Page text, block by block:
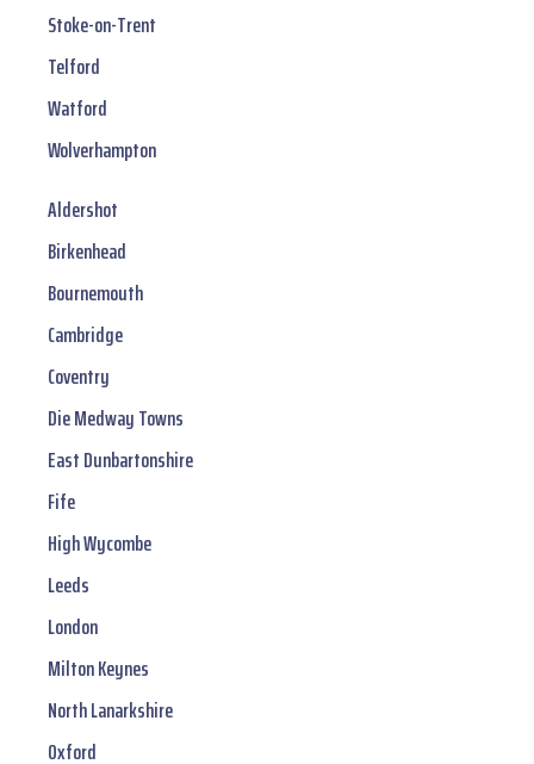
Stoke-on-Trent
Telford
Watford
Wolverhampton
Aldershot
Birkenhead
Bournemouth
Cambridge
Coventry
Die Medway Towns
East Dunbartonshire
Fife
High Wycombe
Leeds
London
Milton Keynes
North Lanarkshire
Oxford